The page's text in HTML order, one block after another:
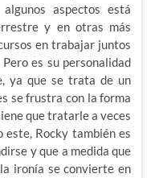
aspectos está
y en otras más
en trabajar juntos
es su personalidad
ya que se trata de un
se frustra con la forma
que tratarle a veces
este, Rocky también es
y que a medida que
ironía se convierte en